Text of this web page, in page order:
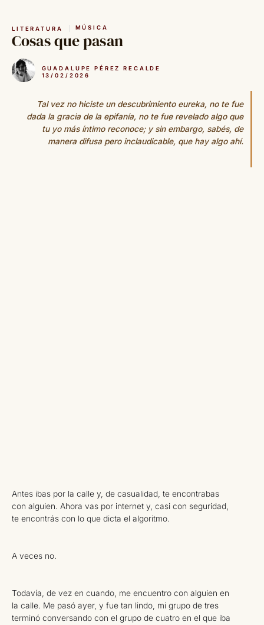
contenido
LITERATURA MÚSICA
Cosas que pasan
GUADALUPE PÉREZ RECALDE
13/02/2026
Tal vez no hiciste un descubrimiento eureka, no te fue
dada la gracia de la epifanía, no te fue revelado algo que
tu yo más íntimo reconoce; y sin embargo, sabés, de
manera difusa pero inclaudicable, que hay algo ahí.
Antes ibas por la calle y, de casualidad, te encontrabas
con alguien. Ahora vas por internet y, casi con seguridad,
te encontrás con lo que dicta el algoritmo.
A veces no.
Todavía, de vez en cuando, me encuentro con alguien en
la calle. Me pasó ayer, y fue tan lindo, mi grupo de tres
terminó conversando con el grupo de cuatro en el que iba